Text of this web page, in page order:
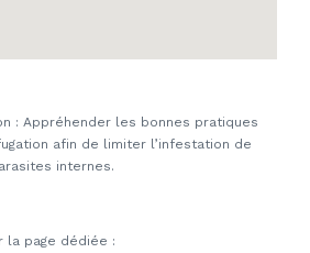
: Appréhender les bonnes pratiques
afin de limiter l’infestation de
internes.
la page dédiée :